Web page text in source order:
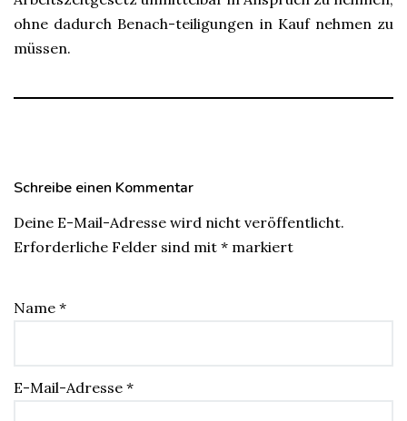
ohne dadurch Benach-teiligungen in Kauf nehmen zu
müssen.
Schreibe einen Kommentar
Deine E-Mail-Adresse wird nicht veröffentlicht.
Erforderliche Felder sind mit * markiert
Name *
E-Mail-Adresse *